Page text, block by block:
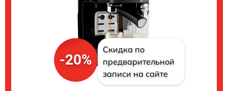
-20%
Скидка по
предварительной
записи на сайте